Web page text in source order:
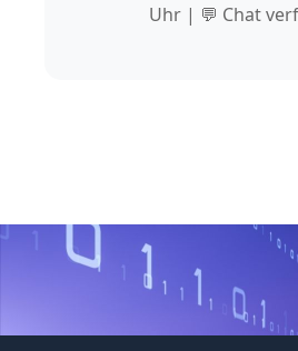
Uhr | 💬 Chat